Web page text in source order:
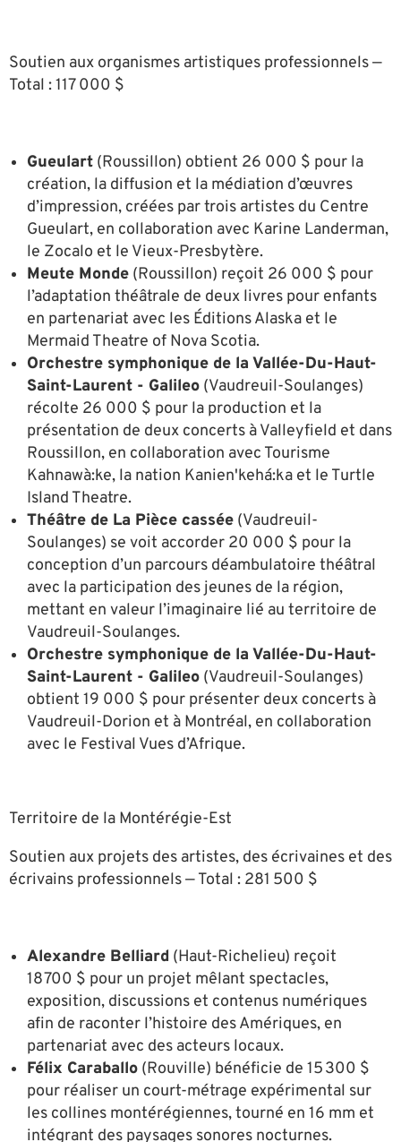
Soutien aux organismes artistiques professionnels —
Total : 117 000 $
Gueulart (Roussillon) obtient 26 000 $ pour la
création, la diffusion et la médiation d’œuvres
d’impression, créées par trois artistes du Centre
Gueulart, en collaboration avec Karine Landerman,
le Zocalo et le Vieux-Presbytère.
Meute Monde (Roussillon) reçoit 26 000 $ pour
l’adaptation théâtrale de deux livres pour enfants
en partenariat avec les Éditions Alaska et le
Mermaid Theatre of Nova Scotia.
Orchestre symphonique de la Vallée-Du-Haut-
Saint-Laurent - Galileo (Vaudreuil-Soulanges)
récolte 26 000 $ pour la production et la
présentation de deux concerts à Valleyfield et dans
Roussillon, en collaboration avec Tourisme
Kahnawà:ke, la nation Kanien'kehá:ka et le Turtle
Island Theatre.
Théâtre de La Pièce cassée (Vaudreuil-
Soulanges) se voit accorder 20 000 $ pour la
conception d’un parcours déambulatoire théâtral
avec la participation des jeunes de la région,
mettant en valeur l’imaginaire lié au territoire de
Vaudreuil-Soulanges.
Orchestre symphonique de la Vallée-Du-Haut-
Saint-Laurent - Galileo (Vaudreuil-Soulanges)
obtient 19 000 $ pour présenter deux concerts à
Vaudreuil-Dorion et à Montréal, en collaboration
avec le Festival Vues d’Afrique.
Territoire de la Montérégie-Est
Soutien aux projets des artistes, des écrivaines et des
écrivains professionnels — Total : 281 500 $
Alexandre Belliard (Haut-Richelieu) reçoit
18 700 $ pour un projet mêlant spectacles,
exposition, discussions et contenus numériques
afin de raconter l’histoire des Amériques, en
partenariat avec des acteurs locaux.
Félix Caraballo (Rouville) bénéficie de 15 300 $
pour réaliser un court-métrage expérimental sur
les collines montérégiennes, tourné en 16 mm et
intégrant des paysages sonores nocturnes.